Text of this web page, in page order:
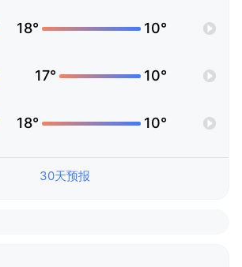
18° 10°
17° 10°
18° 10°
30天预报